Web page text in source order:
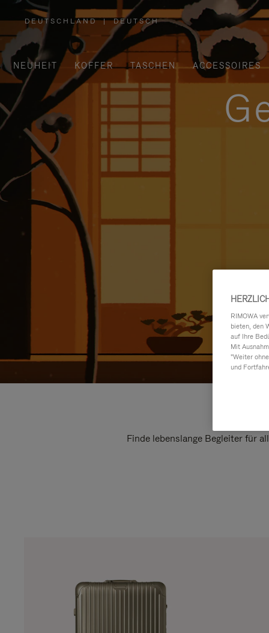
DEUTSCHLAND
,
WÄHLEN
SIE
IHRE
REGION
AUS
| DEUTSCH
NEUHEIT KOFFER TASCHEN ACCESSOIRES
Finde lebenslange Begleiter für
RIMOWA
bieten, den
auf Ihre
Mit
"Weiter
und